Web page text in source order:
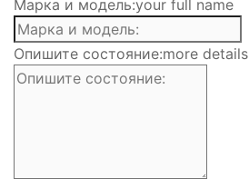
Марка и модель:your full name
Опишите состояние:more details